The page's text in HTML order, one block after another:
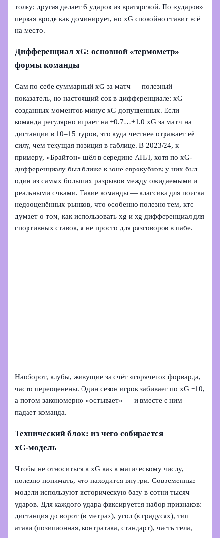
толку; другая делает 6 ударов из вратарской. По «ударов»
первая вроде как доминирует, но xG спокойно ставит всё
на место.
Дифференциал xG: основной «термометр»
формы команды
Сам по себе суммарный xG за матч — полезный
показатель, но настоящий сок в дифференциале: xG
созданных моментов минус xG допущенных. Если
команда регулярно играет на +0.7…+1.0 xG за матч на
дистанции в 10–15 туров, это куда честнее отражает её
силу, чем текущая позиция в таблице. В 2023/24, к
примеру, «Брайтон» шёл в середине АПЛ, хотя по xG-
дифференциалу был ближе к зоне еврокубков; у них был
один из самых больших разрывов между ожидаемыми и
реальными очками. Такие команды — классика для поиска
недооценённых рынков, что особенно полезно тем, кто
думает о том, как использовать xg и xg дифференциал для
спортивных ставок, а не просто для разговоров в пабе.
Наоборот, клубы, живущие за счёт «горячего» форварда,
часто переоценены. Один сезон игрок забивает по xG +10,
а потом закономерно «остывает» — и вместе с ним
падает команда.
Технический блок: из чего собирается
xG‑модель
Чтобы не относиться к xG как к магическому числу,
полезно понимать, что находится внутри. Современные
модели используют историческую базу в сотни тысяч
ударов. Для каждого удара фиксируется набор признаков:
дистанция до ворот (в метрах), угол (в градусах), тип
атаки (позиционная, контратака, стандарт), часть тела,